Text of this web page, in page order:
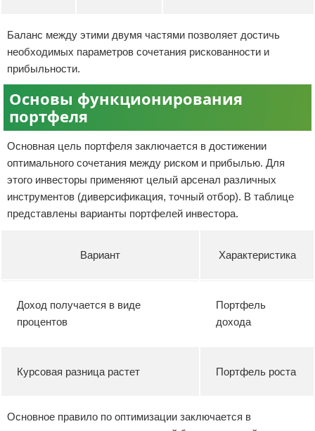
Баланс между этими двумя частями позволяет достичь
необходимых параметров сочетания рискованности и
прибыльности.
Основы функционирования
портфеля
Основная цель портфеля заключается в достижении
оптимального сочетания между риском и прибылью. Для
этого инвесторы применяют целый арсенал различных
инструментов (диверсификация, точный отбор). В таблице
представлены варианты портфелей инвестора.
Вариант Характеристика
Доход получается в виде
процентов
Портфель
дохода
Курсовая разница растет Портфель роста
Основное правило по оптимизации заключается в